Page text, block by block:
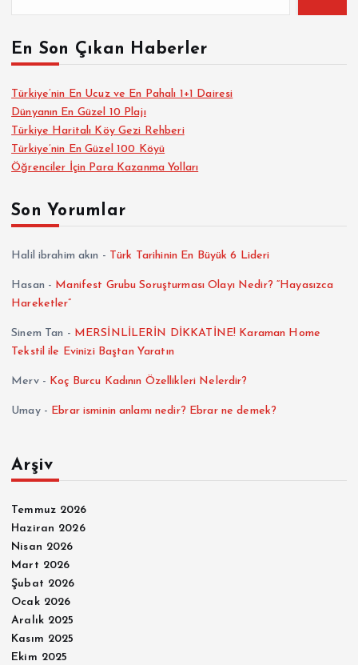
En Son Çıkan Haberler
Türkiye’nin En Ucuz ve En Pahalı 1+1 Dairesi
Dünyanın En Güzel 10 Plajı
Türkiye Haritalı Köy Gezi Rehberi
Türkiye’nin En Güzel 100 Köyü
Öğrenciler İçin Para Kazanma Yolları
Son Yorumlar
Halil ibrahim akın - Türk Tarihinin En Büyük 6 Lideri
Hasan - Manifest Grubu Soruşturması Olayı Nedir? “Hayasızca
Hareketler”
Sinem Tan - MERSİNLİLERİN DİKKATİNE! Karaman Home
Tekstil ile Evinizi Baştan Yaratın
Merv- Koç Burcu Kadının Özellikleri Nelerdir?
Umay- Ebrar isminin anlamı nedir? Ebrar ne demek?
Arşiv
Temmuz 2026
Haziran 2026
Nisan 2026
Mart 2026
Şubat 2026
Ocak 2026
Aralık 2025
Kasım 2025
Ekim 2025